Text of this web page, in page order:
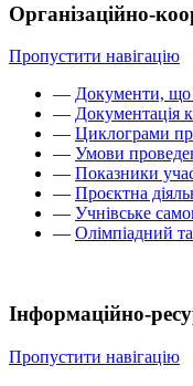
Організаційно-
Пропустити навігацію
— Документи, що
— Документація
— Циклограми
— Умови
— Показники
— Проєктна
— Учнівське
— Олімпіадний
Інформаційно-
Пропустити навігацію